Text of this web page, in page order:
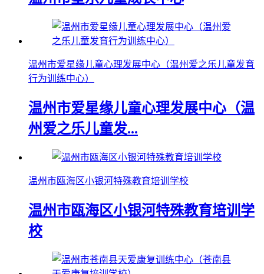
温州市爱星缘儿童心理发展中心（温州爱之乐儿童发育
行为训练中心）
温州市爱星缘儿童心理发展中心（温
州爱之乐儿童发...
温州市瓯海区小银河特殊教育培训学校
温州市瓯海区小银河特殊教育培训学
校